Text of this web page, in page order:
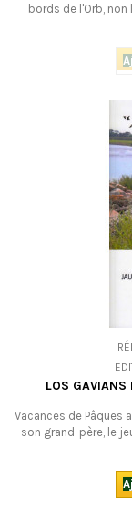
bords de l'Orb, non
LOS GAVIANS
Vacances de Pâques
son grand-père, le
semble suspecte :
à partir de 10 ans,